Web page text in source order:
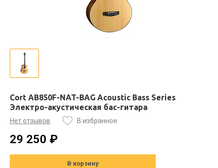
Cort AB850F-NAT-BAG Acoustic Bass Series
Электро-акустическая бас-гитара
Нет отзывов В избранное
29 250 ₽
В корзину